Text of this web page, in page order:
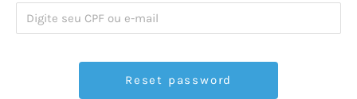
Serviços